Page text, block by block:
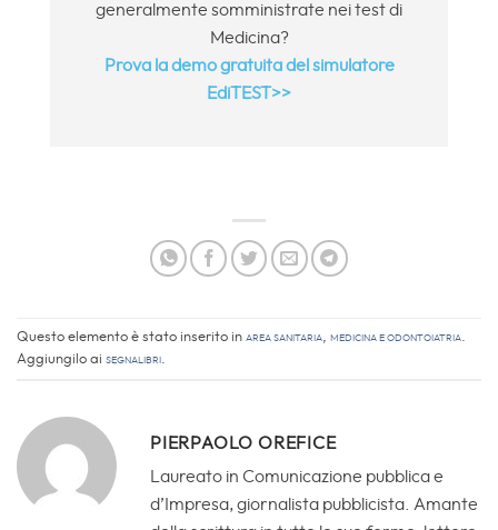
generalmente somministrate nei test di
Medicina?
Prova la demo gratuita del simulatore
EdiTEST>>
Questo elemento è stato inserito in Area sanitaria, Medicina e Odontoiatria.
Aggiungilo ai segnalibri.
PIERPAOLO OREFICE
Laureato in Comunicazione pubblica e
d’Impresa, giornalista pubblicista. Amante